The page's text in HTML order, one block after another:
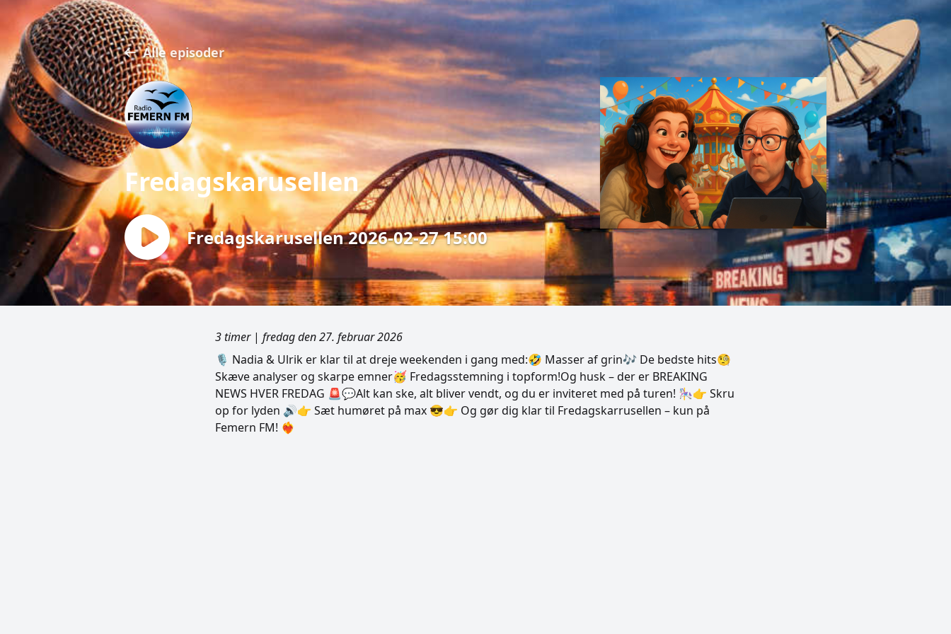
Alle episoder
Fredagskarusellen
Fredagskarusellen 2026-02-27 15:00
3 timer| fredag den 27. februar 2026
🎙️ Nadia & Ulrik er klar til at dreje weekenden i gang med:🤣 Masser af grin🎶 De bedste hits🧐
Skæve analyser og skarpe emner🥳 Fredagsstemning i topform!Og husk – der er BREAKING
NEWS HVER FREDAG 🚨💬Alt kan ske, alt bliver vendt, og du er inviteret med på turen! 🎠👉 Skru
op for lyden 🔊👉 Sæt humøret på max 😎👉 Og gør dig klar til Fredagskarrusellen – kun på
Femern FM! ❤️‍🔥